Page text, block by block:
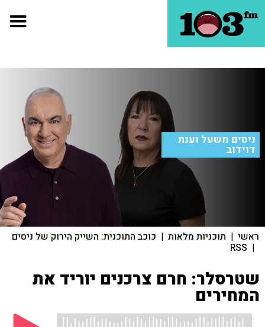
ניסים משעל וענת
דוידוב
ראשי | תוכניות מלאות | כוכב התוכנית: השייק הירוק של ניסים
|
RSS
שטרסלר: חרם צרכנים יוריד את
המחירים